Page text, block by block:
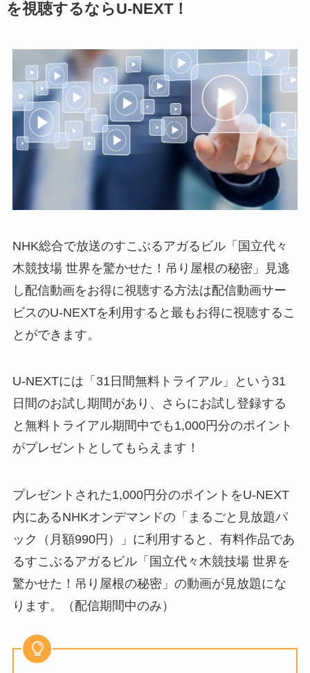
を視聴するならU-NEXT！
NHK総合で放送のすこぶるアガるビル「国立代々
木競技場 世界を驚かせた！吊り屋根の秘密」見逃
し配信動画をお得に視聴する方法は配信動画サー
ビスのU-NEXTを利用すると最もお得に視聴するこ
とができます。
U-NEXTには「31日間無料トライアル」という31
日間のお試し期間があり、さらにお試し登録する
と無料トライアル期間中でも1,000円分のポイント
がプレゼントとしてもらえます！
プレゼントされた1,000円分のポイントをU-NEXT
内にあるNHKオンデマンドの「まるごと見放題パ
ック（月額990円）」に利用すると、有料作品であ
るすこぶるアガるビル「国立代々木競技場 世界を
驚かせた！吊り屋根の秘密」の動画が見放題にな
ります。（配信期間中のみ）